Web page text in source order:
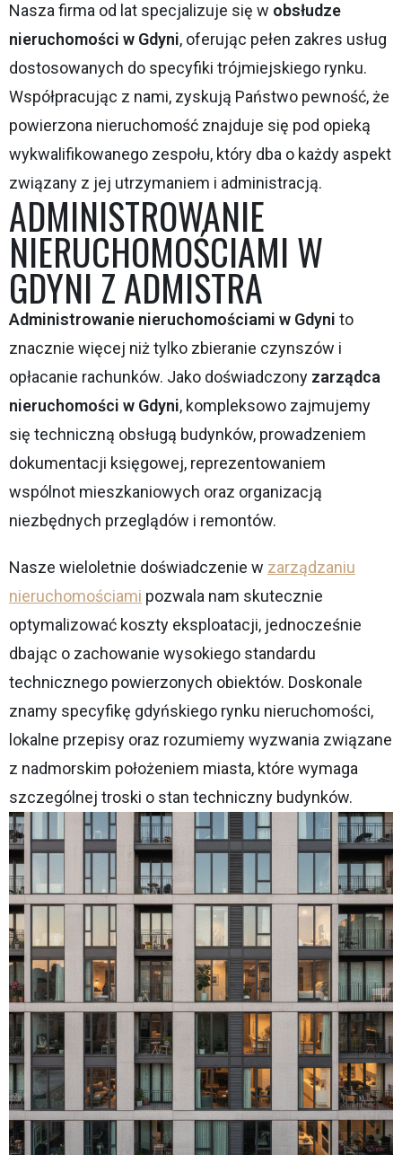
Nasza firma od lat specjalizuje się w obsłudze
nieruchomości w Gdyni, oferując pełen zakres usług
dostosowanych do specyfiki trójmiejskiego rynku.
Współpracując z nami, zyskują Państwo pewność, że
powierzona nieruchomość znajduje się pod opieką
wykwalifikowanego zespołu, który dba o każdy aspekt
związany z jej utrzymaniem i administracją.
ADMINISTROWANIE
NIERUCHOMOŚCIAMI W
GDYNI Z ADMISTRA
Administrowanie nieruchomościami w Gdyni to
znacznie więcej niż tylko zbieranie czynszów i
opłacanie rachunków. Jako doświadczony zarządca
nieruchomości w Gdyni, kompleksowo zajmujemy
się techniczną obsługą budynków, prowadzeniem
dokumentacji księgowej, reprezentowaniem
wspólnot mieszkaniowych oraz organizacją
niezbędnych przeglądów i remontów.
Nasze wieloletnie doświadczenie w zarządzaniu
nieruchomościami pozwala nam skutecznie
optymalizować koszty eksploatacji, jednocześnie
dbając o zachowanie wysokiego standardu
technicznego powierzonych obiektów. Doskonale
znamy specyfikę gdyńskiego rynku nieruchomości,
lokalne przepisy oraz rozumiemy wyzwania związane
z nadmorskim położeniem miasta, które wymaga
szczególnej troski o stan techniczny budynków.